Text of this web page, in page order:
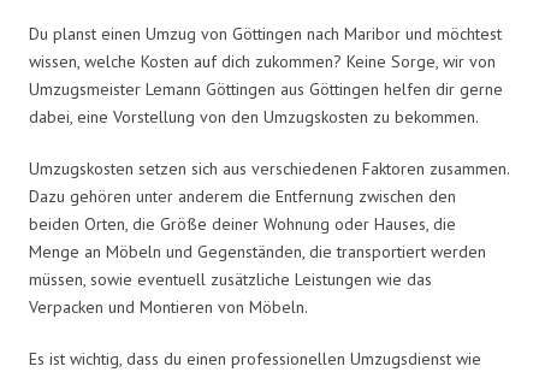
Du planst einen Umzug von Göttingen nach Maribor und möchtest
wissen, welche Kosten auf dich zukommen? Keine Sorge, wir von
Umzugsmeister Lemann Göttingen aus Göttingen helfen dir gerne
dabei, eine Vorstellung von den Umzugskosten zu bekommen.
Umzugskosten setzen sich aus verschiedenen Faktoren zusammen.
Dazu gehören unter anderem die Entfernung zwischen den
beiden Orten, die Größe deiner Wohnung oder Hauses, die
Menge an Möbeln und Gegenständen, die transportiert werden
müssen, sowie eventuell zusätzliche Leistungen wie das
Verpacken und Montieren von Möbeln.
Es ist wichtig, dass du einen professionellen Umzugsdienst wie